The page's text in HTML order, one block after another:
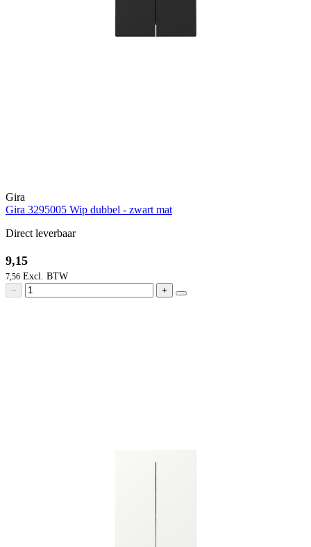
Gira
Gira 3295005 Wip dubbel - zwart mat
Direct leverbaar
9,15
7,56
− +